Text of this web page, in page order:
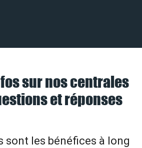
sur nos centrales
et réponses
sont les bénéfices à long